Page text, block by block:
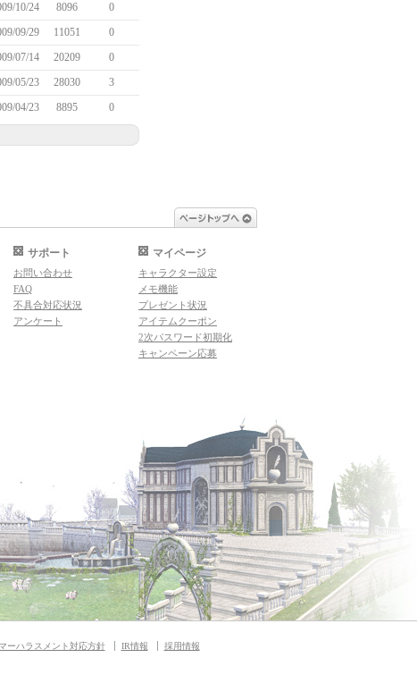
10/24 8096
0
09/29 11051
0
07/14 20209
0
05/23 28030
3
04/23 8895 0
サポート
お問い合わせ
FAQ
不具合対応状況
アンケート
マイページ
キャラクター設定
メモ機能
プレゼント状況
アイテムクーポン
2次パスワード初期化
キャンペーン応募
ーハラスメント対応方針 IR情報 採用情報